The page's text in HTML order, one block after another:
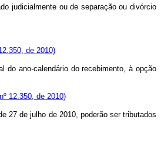
judicialmente ou de separação ou divórcio
de 2010)
do ano-calendário do recebimento, à opção
12.350, de 2010)
27 de julho de 2010, poderão ser tributados